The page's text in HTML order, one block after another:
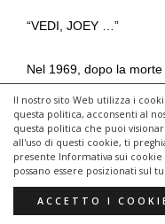
Il nostro sito Web utilizza i
questa politica, acconsenti al
questa politica che puoi
all'uso di questi cookie, ti
presente Informativa sui
possano essere posizionati sul
ACCETTO I
“VEDI, JOEY …”
Nel 1969, dopo la
si inginocchiò davanti
Rosario. E lì visse
mente anche oggi,
presenza di Padre Pio,
nel tentativo di
questa presenza, Joey
consapevole che
moriamo mai”. Fu un